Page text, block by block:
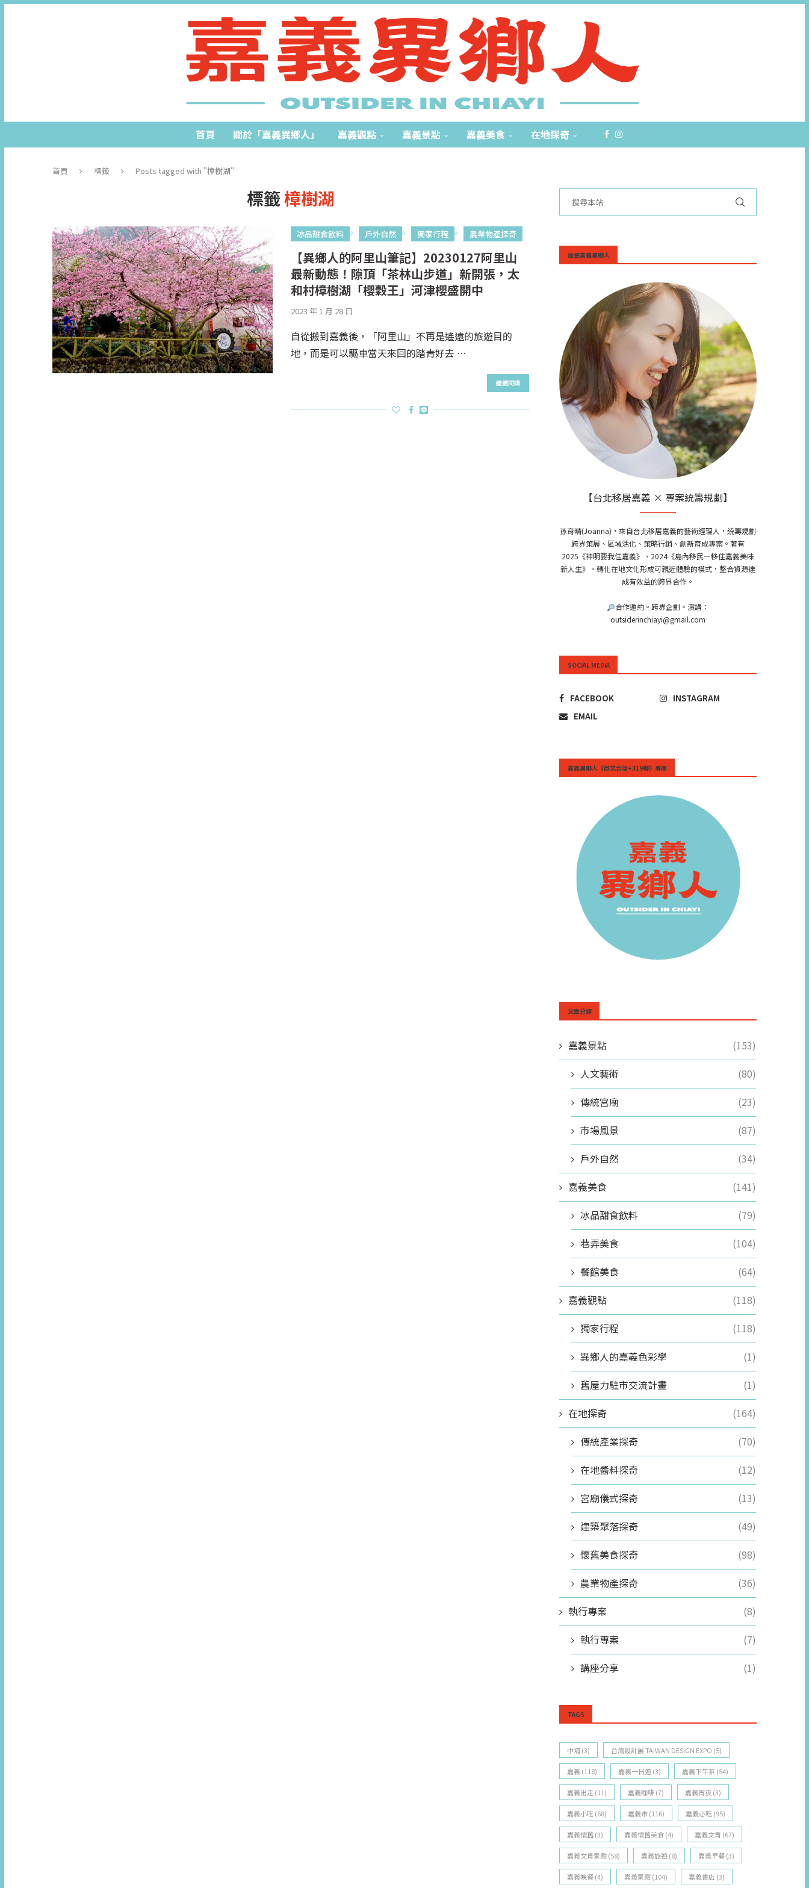
首頁 關於「嘉義異鄉人」 嘉義觀點 嘉義景點 嘉義美食 在地探奇
首頁 標籤 Posts tagged with "樟樹湖"
標籤樟樹湖
冰品甜食飲料 戶外自然 獨家行程 農業物產探奇
【異鄉人的阿里山筆記】20230127阿里山
最新動態！隙頂「茶林山步道」新開張，太
和村樟樹湖「櫻穀王」河津櫻盛開中
2023 年 1 月 28 日
自從搬到嘉義後，「阿里山」不再是遙遠的旅遊目的
地，而是可以驅車當天來回的踏青好去 …
繼續閱讀
誰是嘉義異鄉人
【台北移居嘉義 × 專案統籌規劃】
孫育晴(Joanna)，來自台北移居嘉義的藝術經理人，統籌規劃
跨界策展、區域活化、策略行銷、創新育成專案。著有
2025《神明要我住嘉義》、2024《島內移民—移住嘉義美味
新人生》。轉化在地文化形成可親近體驗的模式，整合資源達
成有效益的跨界合作。
合作邀約。跨界企劃。演講：
outsiderinchiayi@gmail.com
SOCIAL MEDIA
FACEBOOK
INSTAGRAM
EMAIL
嘉義異鄉人《微笑台灣+319鄉》專欄
文章分類
嘉義景點
(153)
人文藝術
(80)
傳統宮廟
(23)
市場風景
(87)
戶外自然
(34)
嘉義美食
(141)
冰品甜食飲料
(79)
巷弄美食
(104)
餐館美食
(64)
嘉義觀點
(118)
獨家行程
(118)
異鄉人的嘉義色彩學
(1)
舊屋力駐市交流計畫
(1)
在地探奇
(164)
傳統產業探奇
(70)
在地醬料探奇
(12)
宮廟儀式探奇
(13)
建築聚落探奇
(49)
懷舊美食探奇
(98)
農業物產探奇
(36)
執行專案
(8)
執行專案
(7)
講座分享
(1)
TAGS
中埔(3) 台灣設計展 TAIWAN DESIGN EXPO (5)
嘉義(118) 嘉義一日遊(3) 嘉義下午茶 (54)
嘉義出走(11) 嘉義咖啡(7) 嘉義宵夜(3)
嘉義小吃(68) 嘉義市(116) 嘉義必吃(95)
嘉義懷舊 (3) 嘉義懷舊美食(4) 嘉義文青 (67)
嘉義文青景點(58) 嘉義旅遊(8) 嘉義早餐(3)
嘉義晚餐(4) 嘉義景點(104) 嘉義書店 (3)